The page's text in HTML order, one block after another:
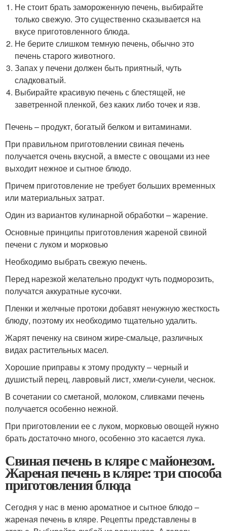
Не стоит брать замороженную печень, выбирайте
только свежую. Это существенно сказывается на
вкусе приготовленного блюда.
Не берите слишком темную печень, обычно это
печень старого животного.
Запах у печени должен быть приятный, чуть
сладковатый.
Выбирайте красивую печень с блестящей, не
заветренной пленкой, без каких либо точек и язв.
Печень – продукт, богатый белком и витаминами.
При правильном приготовлении свиная печень
получается очень вкусной, а вместе с овощами из нее
выходит нежное и сытное блюдо.
Причем приготовление не требует больших временных
или материальных затрат.
Один из вариантов кулинарной обработки – жарение.
Основные принципы приготовления жареной свиной
печени с луком и морковью
Необходимо выбрать свежую печень.
Перед нарезкой желательно продукт чуть подморозить,
получатся аккуратные кусочки.
Пленки и желчные протоки добавят ненужную жесткость
блюду, поэтому их необходимо тщательно удалить.
Жарят печенку на свином жире-смальце, различных
видах растительных масел.
Хорошие приправы к этому продукту – черный и
душистый перец, лавровый лист, хмели-сунели, чеснок.
В сочетании со сметаной, молоком, сливками печень
получается особенно нежной.
При приготовлении ее с луком, морковью овощей нужно
брать достаточно много, особенно это касается лука.
Свиная печень в кляре с майонезом.
Жареная печень в кляре: три способа
приготовления блюда
Сегодня у нас в меню ароматное и сытное блюдо –
жареная печень в кляре. Рецепты представлены в